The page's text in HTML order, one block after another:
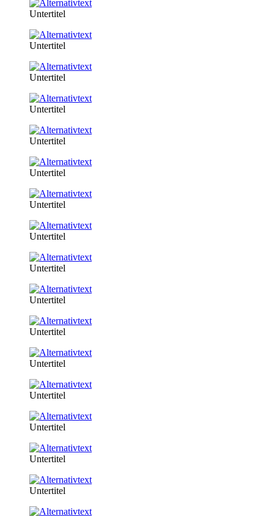
Untertitel
Untertitel
Untertitel
Untertitel
Untertitel
Untertitel
Untertitel
Untertitel
Untertitel
Untertitel
Untertitel
Untertitel
Untertitel
Untertitel
Untertitel
Untertitel